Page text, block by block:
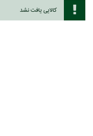
كالايي يافت نشد